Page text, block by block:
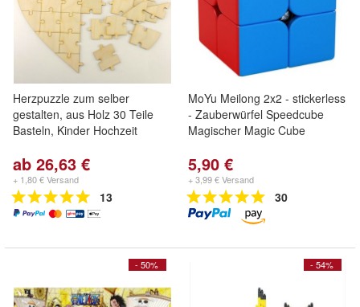
Herzpuzzle zum selber
gestalten, aus Holz 30 Teile
Basteln, Kinder Hochzeit
ab 26,63 €
+ 1,80 € Versand
13
MoYu Meilong 2x2 - stickerless
- Zauberwürfel Speedcube
Magischer Magic Cube
5,90 €
+ 3,99 € Versand
30
- 50% - 54%